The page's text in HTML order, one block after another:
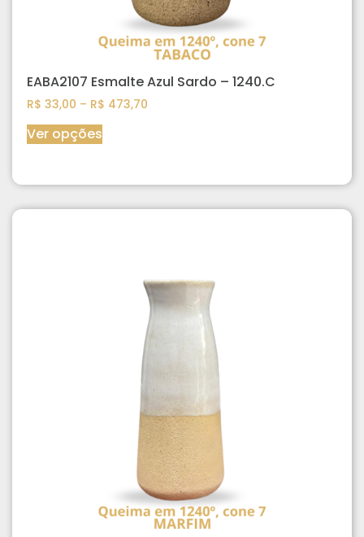
EABA2107 Esmalte Azul Sardo – 1240.C
R$ 33,00 – R$ 473,70
Ver opções